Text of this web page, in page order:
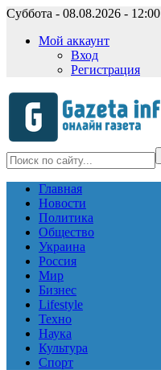
Суббота - 08.08.2026 - 12:00
Мой аккаунт
Вход
Регистрация
Главная
Новости
Политика
Общество
Украина
Россия
Мир
Бизнес
Lifestyle
Техно
Наука
Культура
Спорт